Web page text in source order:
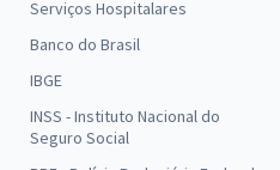
Serviços Hospitalares
Banco do Brasil
IBGE
INSS - Instituto Nacional do
Seguro Social